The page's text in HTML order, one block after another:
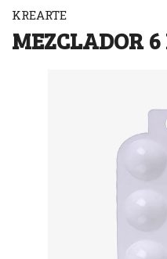
KREARTE
MEZCLADOR 6